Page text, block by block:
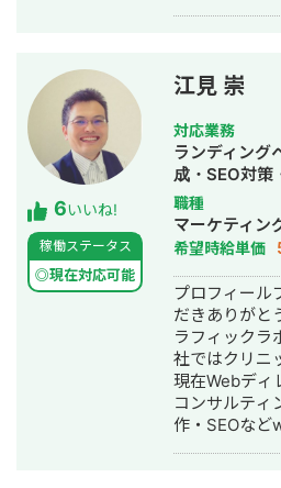
ケ支援会社（
ンとして参画
社集客（SEO
作・YouTube
マーケティン
月 名古屋大
年4月〜 Web
系クライアン
月 これまでの
株式会社プラ
ージ：https://
（※一部抜粋
サービスにて
な事例が複数
代行サービス
StockSunサ
・ベンチャー
ーケティング
6いいね!
稼働ステータス
◎現在対応可能
江見 崇
対応業務
ランディング
成・SEO対策
用代行・記事
グ・翻訳・ホ
バナー制作・
ン・作成・イ
グ広告運用代
職種
マーケティン
希望時給単価
プロフィール
だきありがと
ラフィックラ
社ではクリニ
現在Webディ
コンサルティ
作・SEOなど